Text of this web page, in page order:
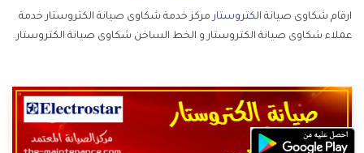
ارقام شكاوى صيانة الكتروستار مركز خدمة شكاوى صيانة الكتروستار خدمة
عملاء شكاوى صيانة الكتروستار و الخط الساخن شكاوى صيانة الكتروستار.